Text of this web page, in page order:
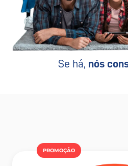
Se há, nós
PROMOÇÂO